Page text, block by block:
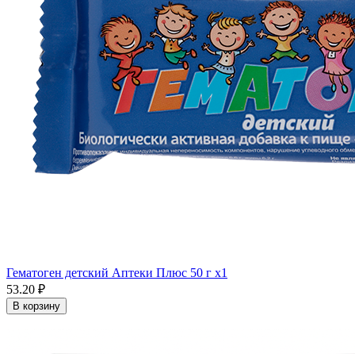
Гематоген детский Аптеки Плюс 50 г x1
53.20 ₽
В корзину